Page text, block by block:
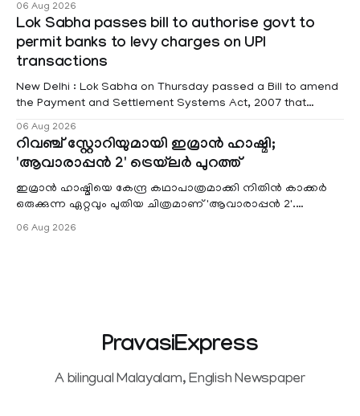
Kottayam, Wayanad and Kasaragod districts. Meanwhile, a
red alert remains in place on Thursday for Kottayam,
Pathanamtitta and Idukki districts. Following a red alert on
06 Aug 2026
Lok Sabha passes bill to authorise govt to
permit banks to levy charges on UPI
transactions
New Delhi : Lok Sabha on Thursday passed a Bill to amend
the Payment and Settlement Systems Act, 2007 that
service providers to levy charges on payments through
unified payments interface (UPI) and other notified
electronic payment modes. The amendment passed by the
06 Aug 2026
റിവഞ്ച് സ്റ്റോറിയുമായി ഇമ്രാൻ ഹാഷ്മി;
'ആവാരാപ്പൻ 2' ട്രെയ്‌ലർ പുറത്ത്
ഇമ്രാൻ ഹാഷ്മിയെ കേന്ദ്ര കഥാപാത്രമാക്കി നിതിൻ കാക്കർ
ഒരുക്കുന്ന ഏറ്റവും പുതിയ ചിത്രമാണ് 'ആവാരാപ്പൻ 2'.
06 Aug 2026
PravasiExpress
A bilingual Malayalam, English Newspaper